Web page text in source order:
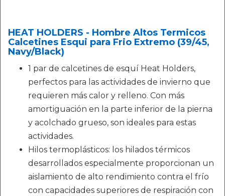
HEAT HOLDERS - Hombre Altos Termicos
Calcetines Esqui para Frio Extremo (39/45,
Navy/Black)
1 par de calcetines de esquí Heat Holders,
perfectos para las actividades de invierno que
requieren más calor y relleno. Con más
amortiguación en la parte inferior de la pierna
y acolchado grueso, son ideales para estas
actividades.
Hilos termoplásticos: los hilados térmicos
desarrollados especialmente proporcionan un
aislamiento de alto rendimiento contra el frío
con capacidades superiores de respiración con